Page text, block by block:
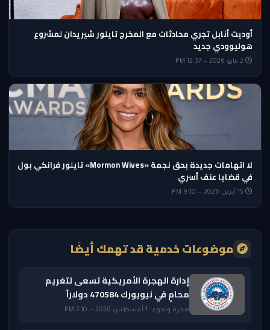
أوديت أنابل تجري محادثات مع المخرج تايلور شيريدان لمشروع
هوليوودي جديد
لا اتهامات جديدة بحق نجمة «Mormon Wives» تايلور فرانكي بول
في قضايا عنف أسري
موضوعات خدمية قد تهمك أيضًا
إدارة الهجرة الأمريكية تسعى لتغريم
محامٍ في نيويورك 470584 دولاراً
هجرة ولجوء · 1 أغسطس 2026 — 7:10 PM